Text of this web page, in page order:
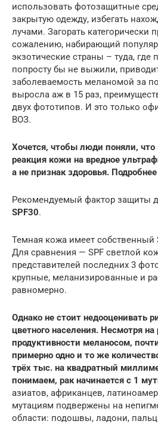
использовать фотозащитные
закрытую одежду, избегать
лучами. Загорать категорически
сожалению, набирающий
экзотические страны – туда, где
попросту бы не выжили,
заболеваемость меланомой за
выросла аж в 15 раз,
двух фототипов. И это только
ВОЗ.
Хочется, чтобы люди поняли, что
реакция кожи на вредное
а не признак здоровья.
Рекомендуемый фактор защиты
SPF30.
Темная кожа имеет собственный
Для сравнения — SPF светлой
представителей последних 3
крупные, меланизированные и
равномерно.
Однако не стоит недооценивать
цветного населения. Несмотря
продуктивности меланосом,
примерно одно и то же
трёх тыс. на квадратный
понимаем, рак начинается с 1
азиатов, африканцев,
мутациям подвержены на
области: подошвы, ладони,